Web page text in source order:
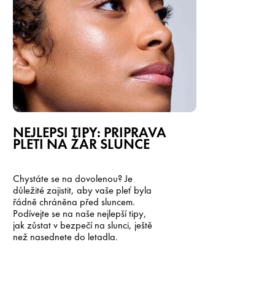
NEJLEPŠÍ TIPY: PŘÍPRAVA
PLETI NA ŽÁR SLUNCE
Chystáte se na dovolenou? Je
důležité zajistit, aby vaše pleť byla
řádně chráněna před sluncem.
Podívejte se na naše nejlepší tipy,
jak zůstat v bezpečí na slunci, ještě
než nasednete do letadla.